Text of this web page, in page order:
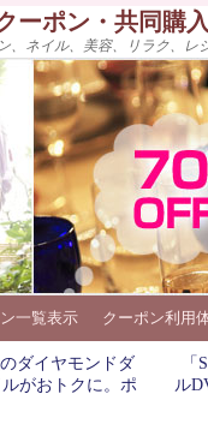
ーポン・共同購
、ネイル、美容、リラク、
一覧表示 クーポン利用
ダイヤモンドダ
がおトクに。ポ
ル